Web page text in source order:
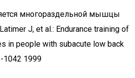
многораздельной мышцы
J, et al.: Endurance training of
in people with subacute low back
1042 1999